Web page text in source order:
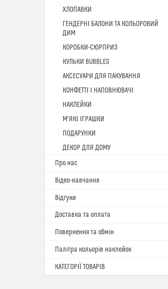
ХЛОПАВКИ
ГЕНДЕРНІ БАЛОНИ ТА КОЛЬОРОВИЙ
ДИМ
КОРОБКИ-СЮРПРИЗ
КУЛЬКИ BUBBLES
АКСЕСУАРИ ДЛЯ ПАКУВАННЯ
КОНФЕТТІ І НАПОВНЮВАЧІ
НАКЛЕЙКИ
М'ЯКІ ІГРАШКИ
ПОДАРУНКИ
ДЕКОР ДЛЯ ДОМУ
Про нас
Відео-навчання
Відгуки
Доставка та оплата
Повернення та обмін
Палітра кольорів наклейок
КАТЕГОРІЇ ТОВАРІВ